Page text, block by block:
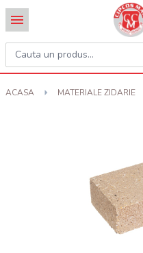
ACASA MATERIALE ZIDARIE